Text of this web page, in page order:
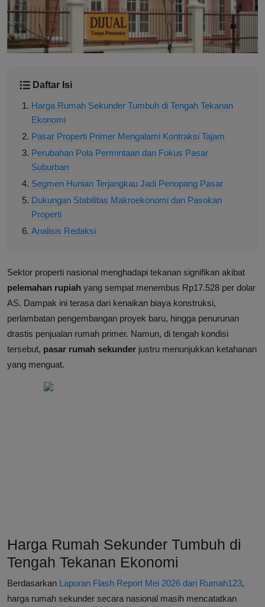
Daftar Isi
Harga Rumah Sekunder Tumbuh di Tengah Tekanan
Ekonomi
Pasar Properti Primer Mengalami Kontraksi Tajam
Perubahan Pola Permintaan dan Fokus Pasar
Suburban
Segmen Hunian Terjangkau Jadi Penopang Pasar
Dukungan Stabilitas Makroekonomi dan Pasokan
Properti
Analisis Redaksi
Sektor properti nasional menghadapi tekanan signifikan akibat
pelemahan rupiah yang sempat menembus Rp17.528 per dolar
AS. Dampak ini terasa dari kenaikan biaya konstruksi,
perlambatan pengembangan proyek baru, hingga penurunan
drastis penjualan rumah primer. Namun, di tengah kondisi
tersebut, pasar rumah sekunder justru menunjukkan ketahanan
yang menguat.
Harga Rumah Sekunder Tumbuh di
Tengah Tekanan Ekonomi
Berdasarkan Laporan Flash Report Mei 2026 dari Rumah123,
harga rumah sekunder secara nasional masih mencatatkan